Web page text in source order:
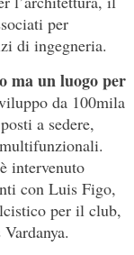
per
di ingegneria.
ma un luogo per
da 100mila
a sedere,
intervenuto
con Luis Figo,
per il club,